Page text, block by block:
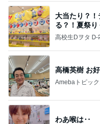
大当たり？
る？！夏祭り
高橋英樹 お
Amebaトピック
わあ喉は‥